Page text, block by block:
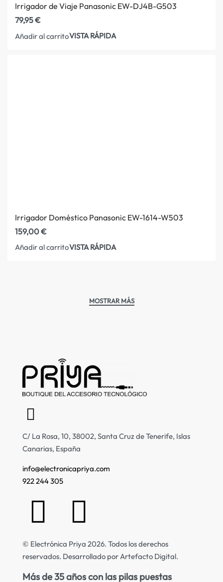
Irrigador de Viaje Panasonic EW-DJ4B-G503
79,95€
Añadir al carritoVISTA RÁPIDA
Irrigador Doméstico Panasonic EW-1614-W503
159,00€
Añadir al carritoVISTA RÁPIDA
C/ La Rosa, 10, 38002, Santa Cruz de Tenerife, Islas
Canarias, España
info@electronicapriya.com
922 244 305
© Electrónica Priya 2026. Todos los derechos
reservados. Desarrollado por Artefacto Digital.
Más de 35 años con las pilas puestas